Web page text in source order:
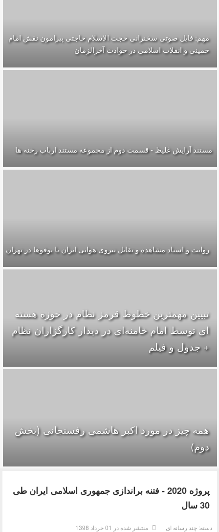
مهم: فایل صوتی سخنرانی حجت الاسلام حاجتی پیرامون نقش امام
خمینی و انقلاب اسلامی در حوادث آخرالزمان
مستند آرایش غلیظ - قسمت دوم از مجموعه مستند ارباب رخنه ها
روایت و اسناد مشاهده و تقابل نیروی هوایی ایران با یوفوها در تهران
تبیین مهمترین خطوط قرمز نظام در حوزه هسته
ای توسط امام خامنه‌ای در دیدار کارگزاران نظام
+ جدول و فیلم
همه چیز در مورد اکبر هاشمی رفسنجانی (بخش
دوم)
پروژه 2020 - فتنه براندازی جمهوری اسلامی ایران طی
30 سال
دسته:چند رسانه ای منتشر شده در 01 خرداد 1398